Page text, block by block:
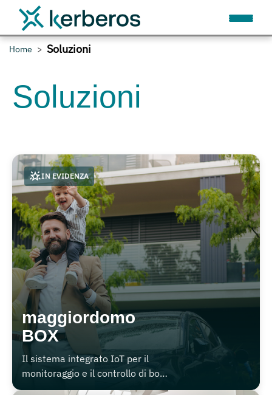
Home Soluzioni
Soluzioni
IN EVIDENZA
maggiordomo
BOX
Il sistema integrato IoT per il
monitoraggio e il controllo di box
auto, garage e depositi